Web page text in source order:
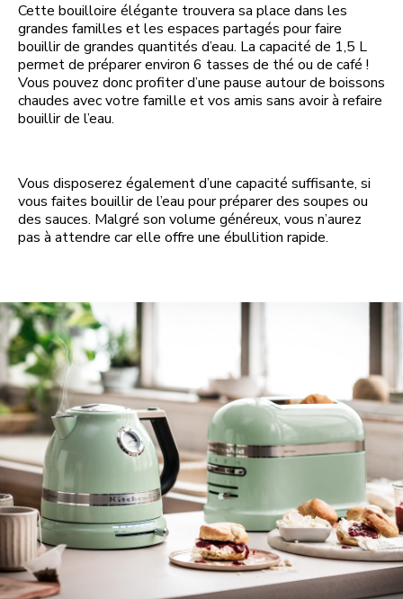
Cette bouilloire élégante trouvera sa place dans les
grandes familles et les espaces partagés pour faire
bouillir de grandes quantités d’eau. La capacité de 1,5 L
permet de préparer environ 6 tasses de thé ou de café !
Vous pouvez donc profiter d’une pause autour de boissons
chaudes avec votre famille et vos amis sans avoir à refaire
bouillir de l’eau.
Vous disposerez également d’une capacité suffisante, si
vous faites bouillir de l’eau pour préparer des soupes ou
des sauces. Malgré son volume généreux, vous n’aurez
pas à attendre car elle offre une ébullition rapide.